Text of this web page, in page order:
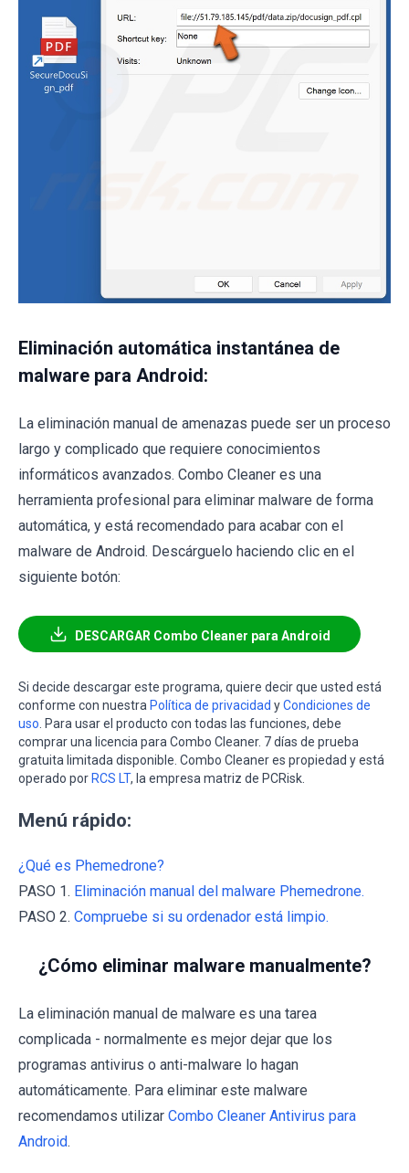
Eliminación automática instantánea de
malware para Android:
La eliminación manual de amenazas puede ser un proceso
largo y complicado que requiere conocimientos
informáticos avanzados. Combo Cleaner es una
herramienta profesional para eliminar malware de forma
automática, y está recomendado para acabar con el
malware de Android. Descárguelo haciendo clic en el
siguiente botón:
DESCARGAR Combo Cleaner para Android
Si decide descargar este programa, quiere decir que usted está
conforme con nuestra Política de privacidad yCondiciones de
uso . Para usar el producto con todas las funciones, debe
comprar una licencia para Combo Cleaner. 7 días de prueba
gratuita limitada disponible. Combo Cleaner es propiedad y está
operado por RCS LT, la empresa matriz de PCRisk.
Menú rápido:
¿Qué es Phemedrone?
PASO 1. Eliminación manual del malware Phemedrone.
PASO 2. Compruebe si su ordenador está limpio.
¿Cómo eliminar malware manualmente?
La eliminación manual de malware es una tarea
complicada - normalmente es mejor dejar que los
programas antivirus o anti-malware lo hagan
automáticamente. Para eliminar este malware
recomendamos utilizar Combo Cleaner Antivirus para
Android.